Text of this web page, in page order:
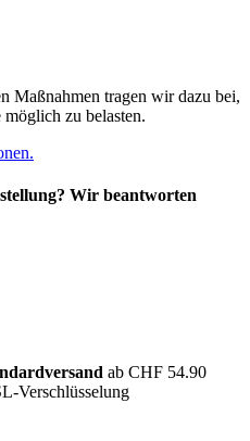
Maßnahmen tragen wir dazu bei,
zu belasten.
Wir beantworten
ab CHF 54.90
Verschlüsselung